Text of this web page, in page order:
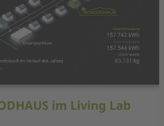
im Living Lab